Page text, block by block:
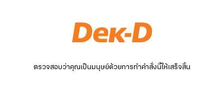
ตรวจสอบว่าคุณเป็นมนุษย์ด้วยการทำคำสั่งนี้ให้เสร็จสิ้น